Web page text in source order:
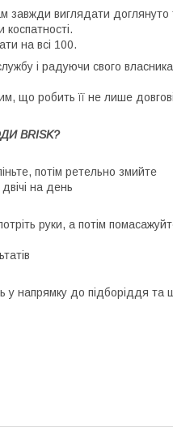
завжди виглядати доглянуто
на всі 100.
і радуючи свого
що робить її не лише
BRISK?
потім ретельно змийте
на день
руки, а потім
у напрямку до підборіддя